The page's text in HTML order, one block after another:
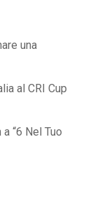
una
al CRI Cup
“6 Nel Tuo